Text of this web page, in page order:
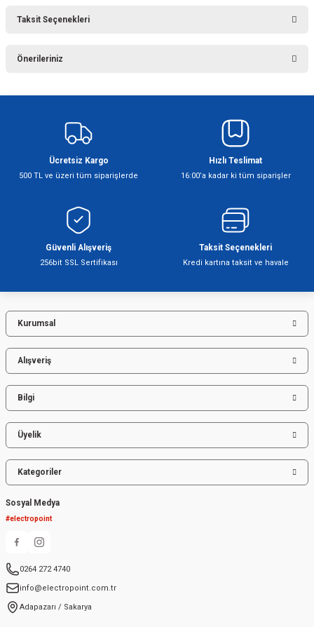
Taksit Seçenekleri
Önerileriniz
Görüş ve önerileriniz için teşekkür ederiz.
Ürün resmi kalitesiz, bozuk veya görüntülenemiyor.
Ürün bilgilerinde hatalar bulunuyor.
Ürün fiyatı diğer sitelerden daha pahalı.
Bu ürüne benzer farklı alternatifler olmalı.
Gönder
Ücretsiz Kargo
500 TL ve üzeri tüm siparişlerde
Hızlı Teslimat
16:00’a kadar ki tüm siparişler
Güvenli Alışveriş
256bit SSL Sertifikası
Taksit Seçenekleri
Kredi kartına taksit ve havale
Kurumsal
Alışveriş
Bilgi
Üyelik
Kategoriler
Sosyal Medya
#electropoint
0264 272 4740
info@electropoint.com.tr
Adapazarı / Sakarya